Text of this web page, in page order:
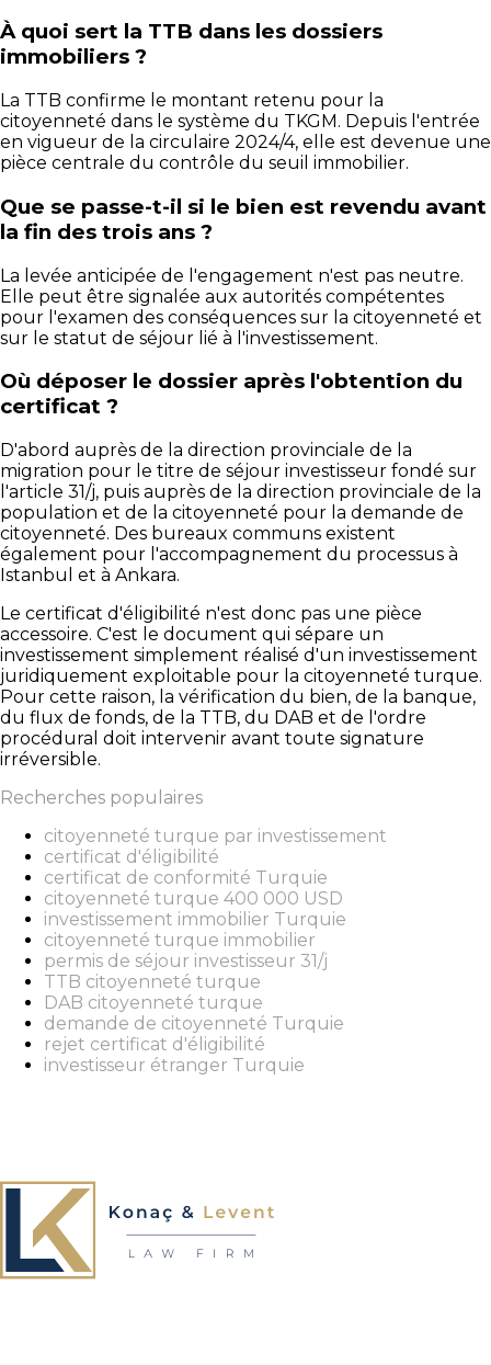
À quoi sert la TTB dans les dossiers
immobiliers ?
La TTB confirme le montant retenu pour la
citoyenneté dans le système du TKGM. Depuis l'entrée
en vigueur de la circulaire 2024/4, elle est devenue une
pièce centrale du contrôle du seuil immobilier.
Que se passe-t-il si le bien est revendu avant
la fin des trois ans ?
La levée anticipée de l'engagement n'est pas neutre.
Elle peut être signalée aux autorités compétentes
pour l'examen des conséquences sur la citoyenneté et
sur le statut de séjour lié à l'investissement.
Où déposer le dossier après l'obtention du
certificat ?
D'abord auprès de la direction provinciale de la
migration pour le titre de séjour investisseur fondé sur
l'article 31/j, puis auprès de la direction provinciale de la
population et de la citoyenneté pour la demande de
citoyenneté. Des bureaux communs existent
également pour l'accompagnement du processus à
Istanbul et à Ankara.
Le certificat d'éligibilité n'est donc pas une pièce
accessoire. C'est le document qui sépare un
investissement simplement réalisé d'un investissement
juridiquement exploitable pour la citoyenneté turque.
Pour cette raison, la vérification du bien, de la banque,
du flux de fonds, de la TTB, du DAB et de l'ordre
procédural doit intervenir avant toute signature
irréversible.
Recherches populaires
citoyenneté turque par investissement
certificat d'éligibilité
certificat de conformité Turquie
citoyenneté turque 400 000 USD
investissement immobilier Turquie
citoyenneté turque immobilier
permis de séjour investisseur 31/j
TTB citoyenneté turque
DAB citoyenneté turque
demande de citoyenneté Turquie
rejet certificat d'éligibilité
investisseur étranger Turquie